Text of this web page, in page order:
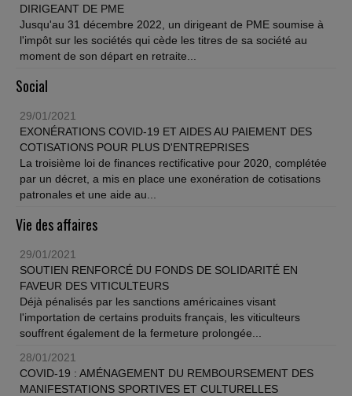
DIRIGEANT DE PME
Jusqu'au 31 décembre 2022, un dirigeant de PME soumise à
l'impôt sur les sociétés qui cède les titres de sa société au
moment de son départ en retraite...
Social
29/01/2021
EXONÉRATIONS COVID-19 ET AIDES AU PAIEMENT DES
COTISATIONS POUR PLUS D'ENTREPRISES
La troisième loi de finances rectificative pour 2020, complétée
par un décret, a mis en place une exonération de cotisations
patronales et une aide au...
Vie des affaires
29/01/2021
SOUTIEN RENFORCÉ DU FONDS DE SOLIDARITÉ EN
FAVEUR DES VITICULTEURS
Déjà pénalisés par les sanctions américaines visant
l'importation de certains produits français, les viticulteurs
souffrent également de la fermeture prolongée...
28/01/2021
COVID-19 : AMÉNAGEMENT DU REMBOURSEMENT DES
MANIFESTATIONS SPORTIVES ET CULTURELLES